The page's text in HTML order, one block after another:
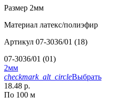
Размер 2мм
Материал латекс/полиэфир
Артикул 07-3036/01 (18)
07-3036/01 (01)
2мм
checkmark_alt_circleВыбрать
18.48 р.
По 100 м